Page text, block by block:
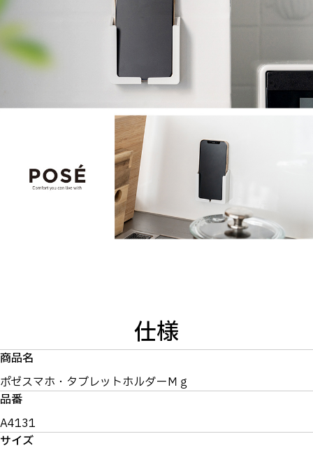
仕様
商品名
ポゼスマホ・タブレットホルダーＭｇ
品番
A4131
サイズ